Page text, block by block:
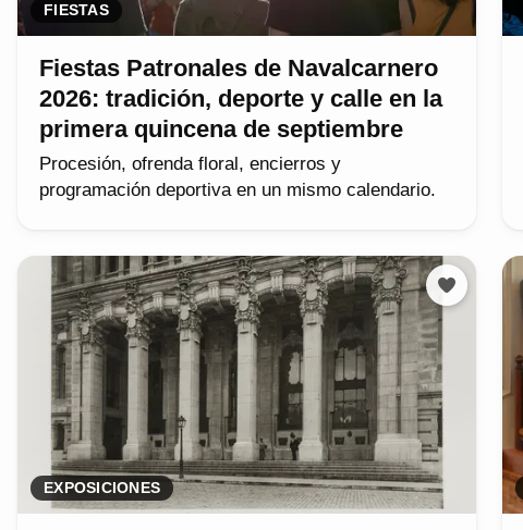
FIESTAS
Fiestas Patronales de Navalcarnero
2026: tradición, deporte y calle en la
primera quincena de septiembre
Procesión, ofrenda floral, encierros y
programación deportiva en un mismo calendario.
EXPOSICIONES